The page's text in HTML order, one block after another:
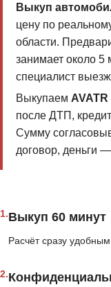
Выкуп
цену по
области.
занимает около 5
специалист
Выкупаем AVATR
после ДТП,
Сумму
договор, деньги
1.Выкуп 60 минут
Расчёт сразу
2.